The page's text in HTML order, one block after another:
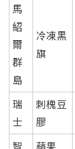
馬
紹
爾
群
島
冷凍黑
旗
瑞
士
刺槐豆
膠
智 蘋果